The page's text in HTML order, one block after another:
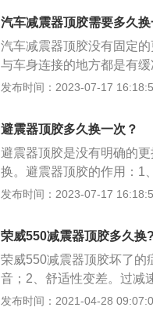
在工作的过程中，便会将
4、原地转向异响：即便减
打动方向盘也会发出非常明
汽车减震器顶胶需要多久换
汽车减震器顶胶没有固定
与车身连接的地方都是有
冲震动的作用，这样可以
簧固有振动的衰减，并最
了，汽车在经过一些减速
发布时间：2023-07-17
避震器顶胶多久换一次？
避震器顶胶是没有明确的
换。避震器顶胶的作用：1
的胎嘲；4、减少轮胎受到
听到轰轰的声响；3、方向
5、车辆方向盘跑偏。
发布时间：2023-07-17
荣威550减震器顶胶多久换?
荣威550减震器顶胶坏了的
音；2、舒适性变差。过减
阵直接传到身体的冲击感
发布时间：2021-04-28